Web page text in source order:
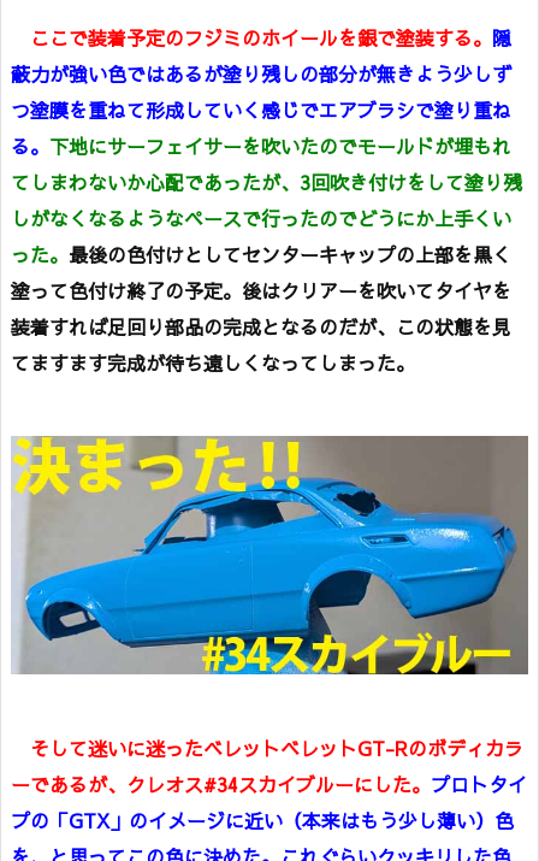
ここで装着予定のフジミのホイールを銀で塗装する。 隠
蔽力が強い色ではあるが塗り残しの部分が無きよう少しず
つ塗膜を重ねて形成していく感じでエアブラシで塗り重ね
る。 下地にサーフェイサーを吹いたのでモールドが埋もれ
てしまわないか心配であったが、3回吹き付けをして塗り残
しがなくなるようなペースで行ったのでどうにか上手くい
った。 最後の色付けとしてセンターキャップの上部を黒く
塗って色付け終了の予定。後はクリアーを吹いてタイヤを
装着すれば足回り部品の完成となるのだが、この状態を見
てますます完成が待ち遠しくなってしまった。
そして迷いに迷ったベレットベレットGT-Rのボディカラ
ーであるが、クレオス#34スカイブルーにした。 プロトタイ
プの「GTX」のイメージに近い（本来はもう少し薄い）色